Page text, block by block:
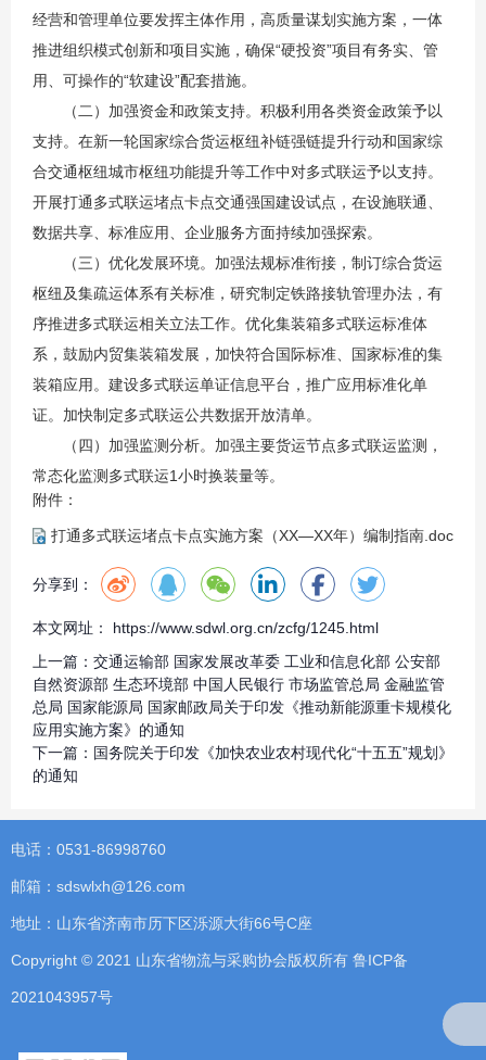
经营和管理单位要发挥主体作用，高质量谋划实施方案，一体
推进组织模式创新和项目实施，确保“硬投资”项目有务实、管
用、可操作的“软建设”配套措施。
（二）加强资金和政策支持。积极利用各类资金政策予以
支持。在新一轮国家综合货运枢纽补链强链提升行动和国家综
合交通枢纽城市枢纽功能提升等工作中对多式联运予以支持。
开展打通多式联运堵点卡点交通强国建设试点，在设施联通、
数据共享、标准应用、企业服务方面持续加强探索。
（三）优化发展环境。加强法规标准衔接，制订综合货运
枢纽及集疏运体系有关标准，研究制定铁路接轨管理办法，有
序推进多式联运相关立法工作。优化集装箱多式联运标准体
系，鼓励内贸集装箱发展，加快符合国际标准、国家标准的集
装箱应用。建设多式联运单证信息平台，推广应用标准化单
证。加快制定多式联运公共数据开放清单。
（四）加强监测分析。加强主要货运节点多式联运监测，
常态化监测多式联运1小时换装量等。
附件：
打通多式联运堵点卡点实施方案（XX—XX年）编制指南.doc
分享到：
本文网址： https://www.sdwl.org.cn/zcfg/1245.html
上一篇： 交通运输部 国家发展改革委 工业和信息化部 公安部
自然资源部 生态环境部 中国人民银行 市场监管总局 金融监管
总局 国家能源局 国家邮政局关于印发《推动新能源重卡规模化
应用实施方案》的通知
下一篇： 国务院关于印发《加快农业农村现代化“十五五”规划》
的通知
电话：0531-86998760
邮箱：sdswlxh@126.com
地址：山东省济南市历下区泺源大街66号C座
Copyright © 2021 山东省物流与采购协会版权所有 鲁ICP备
2021043957号